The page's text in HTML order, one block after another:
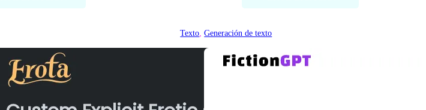
Texto, Generación de texto